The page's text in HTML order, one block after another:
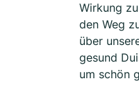
Wirkung
den Weg
über
gesund
um schön